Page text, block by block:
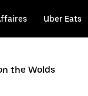
Uber Eats
the Wolds